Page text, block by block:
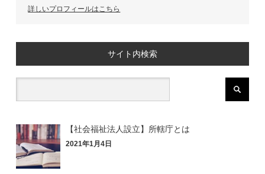
詳しいプロフィールはこちら
サイト内検索
【社会福祉法人設立】所轄庁とは
2021年1月4日